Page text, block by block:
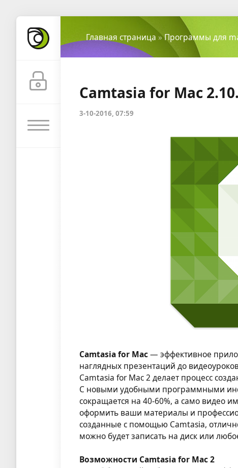
Главная страница »Программы для
Camtasia for Mac
3-10-2016, 07:59
Camtasia for Mac— эффективное
наглядных презентаций до
Camtasia for Mac 2 делает процесс
С новыми удобными программными
сокращается на 40-60%, а само видео
оформить ваши материалы и
созданные с помощью Camtasia,
можно будет записать на диск или
Возможности Camtasia for Mac 2